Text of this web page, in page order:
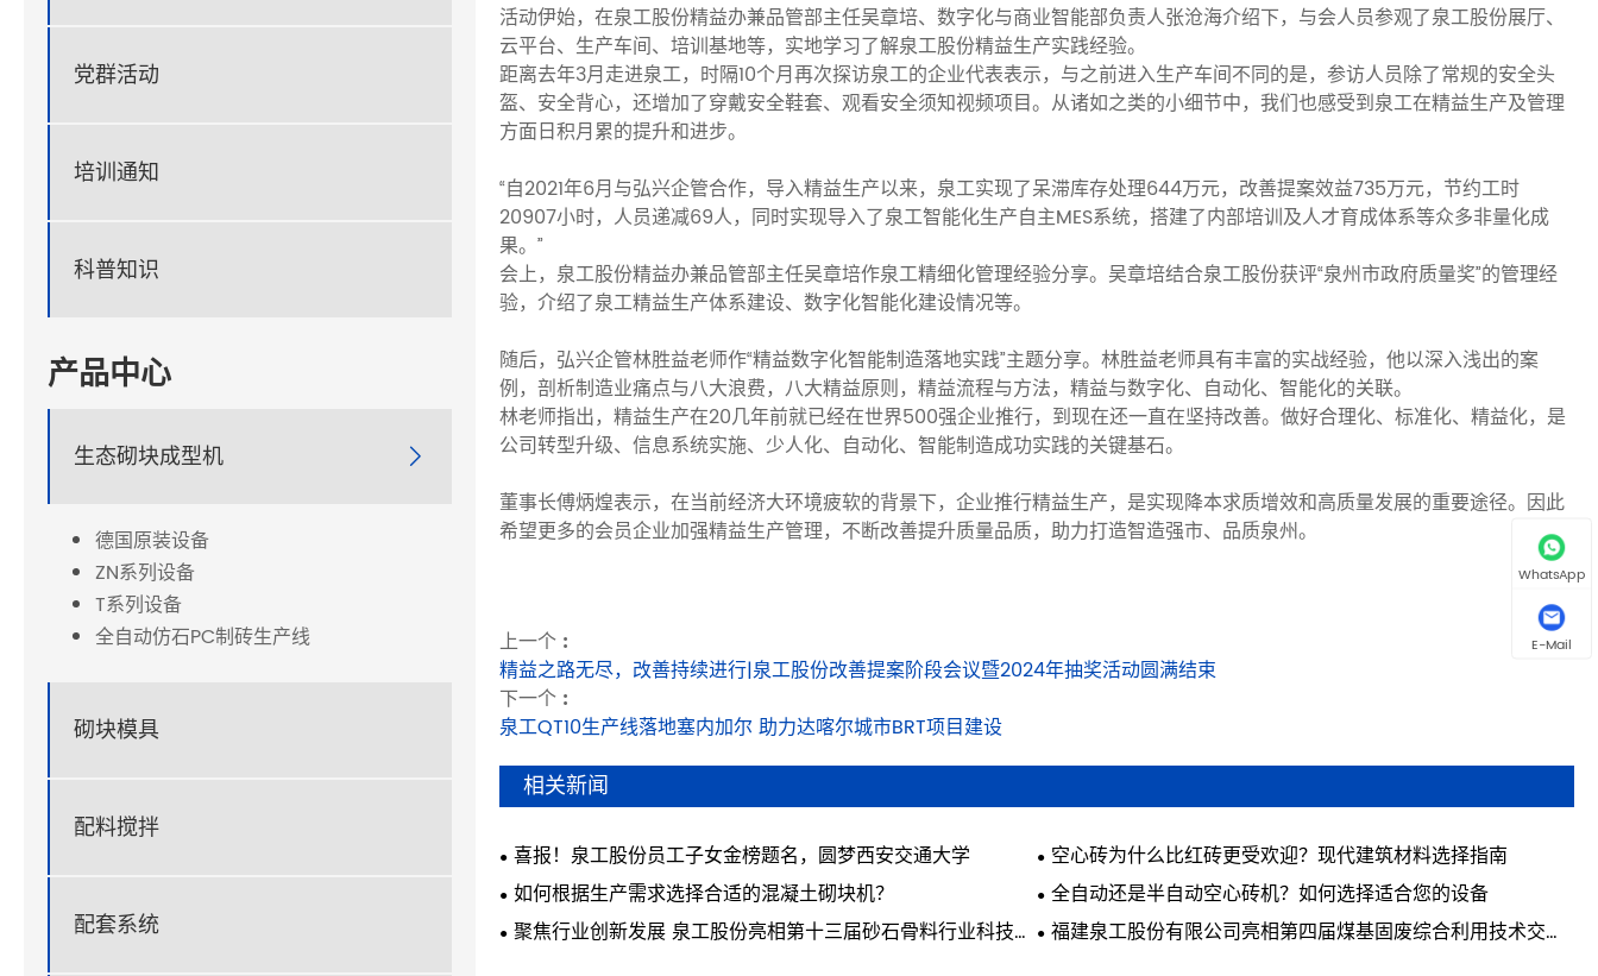
党群活动
培训通知
科普知识
产品中心
生态砌块成型机 
德国原装设备
ZN系列设备
T系列设备
全自动仿石PC制砖生产线
砌块模具
配料搅拌
配套系统
活动伊始，在泉工股份精益办兼品管部主任吴章培、数字化与商业智能部负责人张沧海介绍下，与会人员参观了泉工股份展厅、
云平台、生产车间、培训基地等，实地学习了解泉工股份精益生产实践经验。
距离去年3月走进泉工，时隔10个月再次探访泉工的企业代表表示，与之前进入生产车间不同的是，参访人员除了常规的安全头
盔、安全背心，还增加了穿戴安全鞋套、观看安全须知视频项目。从诸如之类的小细节中，我们也感受到泉工在精益生产及管理
方面日积月累的提升和进步。
“自2021年6月与弘兴企管合作，导入精益生产以来，泉工实现了呆滞库存处理644万元，改善提案效益735万元，节约工时
20907小时，人员递减69人，同时实现导入了泉工智能化生产自主MES系统，搭建了内部培训及人才育成体系等众多非量化成
果。”
会上，泉工股份精益办兼品管部主任吴章培作泉工精细化管理经验分享。吴章培结合泉工股份获评“泉州市政府质量奖”的管理经
验，介绍了泉工精益生产体系建设、数字化智能化建设情况等。
随后，弘兴企管林胜益老师作“精益数字化智能制造落地实践”主题分享。林胜益老师具有丰富的实战经验，他以深入浅出的案
例，剖析制造业痛点与八大浪费，八大精益原则，精益流程与方法，精益与数字化、自动化、智能化的关联。
林老师指出，精益生产在20几年前就已经在世界500强企业推行，到现在还一直在坚持改善。做好合理化、标准化、精益化，是
公司转型升级、信息系统实施、少人化、自动化、智能制造成功实践的关键基石。
董事长傅炳煌表示，在当前经济大环境疲软的背景下，企业推行精益生产，是实现降本求质增效和高质量发展的重要途径。因此
希望更多的会员企业加强精益生产管理，不断改善提升质量品质，助力打造智造强市、品质泉州。
上一个 :
精益之路无尽，改善持续进行|泉工股份改善提案阶段会议暨2024年抽奖活动圆满结束
下一个 :
泉工QT10生产线落地塞内加尔 助力达喀尔城市BRT项目建设
相关新闻
喜报！泉工股份员工子女金榜题名，圆梦西安交通大学
空心砖为什么比红砖更受欢迎？现代建筑材料选择指南
如何根据生产需求选择合适的混凝土砌块机？
全自动还是半自动空心砖机？如何选择适合您的设备
聚焦行业创新发展 泉工股份亮相第十三届砂石骨料行业科技创
福建泉工股份有限公司亮相第四届煤基固废综合利用技术交流
WhatsApp
E-Mail